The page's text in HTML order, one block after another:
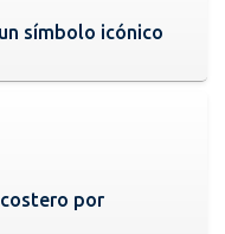
símbolo icónico
costero por